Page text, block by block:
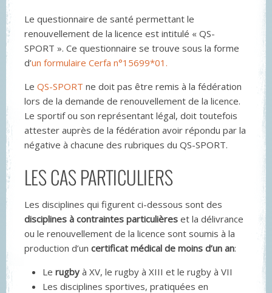
Le questionnaire de santé permettant le
renouvellement de la licence est intitulé « QS-
SPORT ». Ce questionnaire se trouve sous la forme
d’un formulaire Cerfa n°15699*01.
Le QS-SPORT ne doit pas être remis à la fédération
lors de la demande de renouvellement de la licence.
Le sportif ou son représentant légal, doit toutefois
attester auprès de la fédération avoir répondu par la
négative à chacune des rubriques du QS-SPORT.
LES CAS PARTICULIERS
Les disciplines qui figurent ci-dessous sont des
disciplines à contraintes particulières et la délivrance
ou le renouvellement de la licence sont soumis à la
production d’un certificat médical de moins d’un an:
Le rugby à XV, le rugby à XIII et le rugby à VII
Les disciplines sportives, pratiquées en